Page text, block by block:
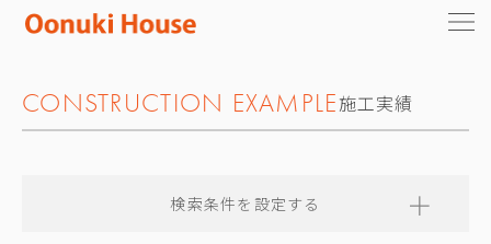
CONSTRUCTION EXAMPLE 施工実績
検索条件を設定する